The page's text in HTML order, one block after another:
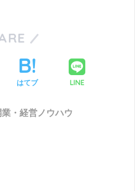
はてブ LINE
業・経営ノウハウ